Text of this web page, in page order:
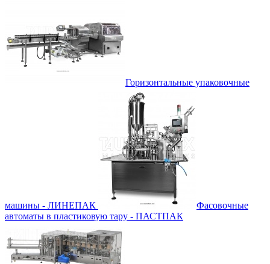
Горизонтальные упаковочные
машины - ЛИНЕПАК
Фасовочные
автоматы в пластиковую тару - ПАСТПАК